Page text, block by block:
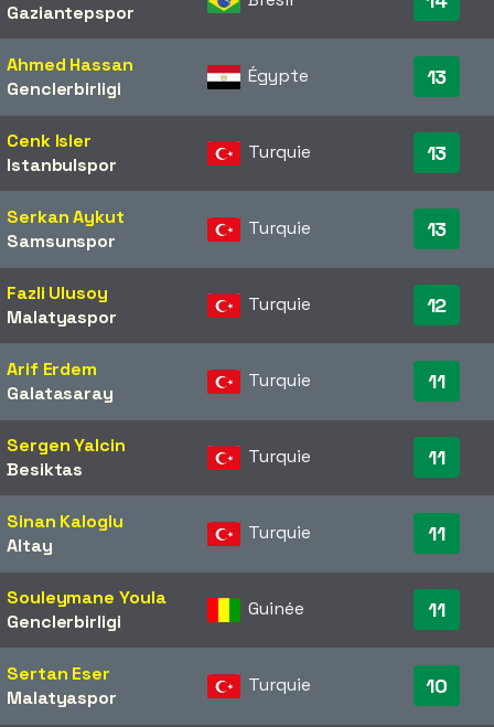
Gaziantepspor
Ahmed Hassan
Genclerbirligi
Égypte 13
Cenk Isler
Istanbulspor
Turquie 13
Serkan Aykut
Samsunspor
Turquie 13
Fazli Ulusoy
Malatyaspor
Turquie 12
Arif Erdem
Galatasaray
Turquie 11
Sergen Yalcin
Besiktas
Turquie 11
Sinan Kaloglu
Altay
Turquie 11
Souleymane Youla
Genclerbirligi
Guinée 11
Sertan Eser
Malatyaspor
Turquie 10